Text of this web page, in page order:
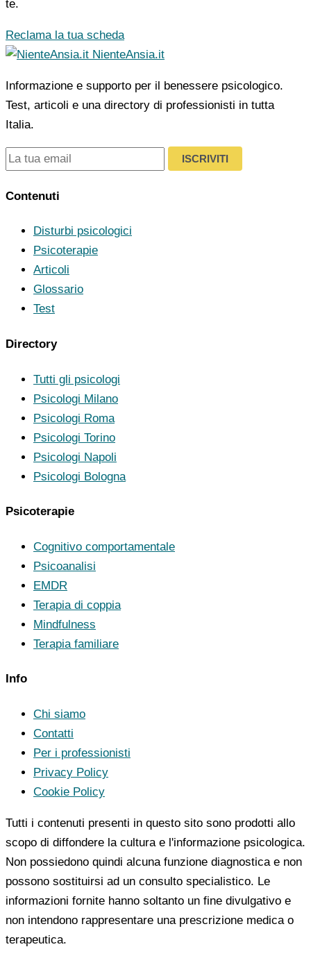
te.
Reclama la tua scheda
NienteAnsia.it
Informazione e supporto per il benessere psicologico.
Test, articoli e una directory di professionisti in tutta
Italia.
ISCRIVITI
Contenuti
Disturbi psicologici
Psicoterapie
Articoli
Glossario
Test
Directory
Tutti gli psicologi
Psicologi Milano
Psicologi Roma
Psicologi Torino
Psicologi Napoli
Psicologi Bologna
Psicoterapie
Cognitivo comportamentale
Psicoanalisi
EMDR
Terapia di coppia
Mindfulness
Terapia familiare
Info
Chi siamo
Contatti
Per i professionisti
Privacy Policy
Cookie Policy
Tutti i contenuti presenti in questo sito sono prodotti allo
scopo di diffondere la cultura e l'informazione psicologica.
Non possiedono quindi alcuna funzione diagnostica e non
possono sostituirsi ad un consulto specialistico. Le
informazioni fornite hanno soltanto un fine divulgativo e
non intendono rappresentare una prescrizione medica o
terapeutica.